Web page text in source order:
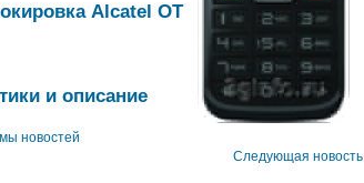
Alcatel OT
и описание
новостей
Следующая новость